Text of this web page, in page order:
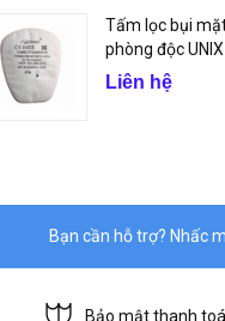
Tấm lọc bụi
phòng độc UNIX
Liên hệ
Bạn cần hỗ trợ? Nhấc
Bảo mật thanh